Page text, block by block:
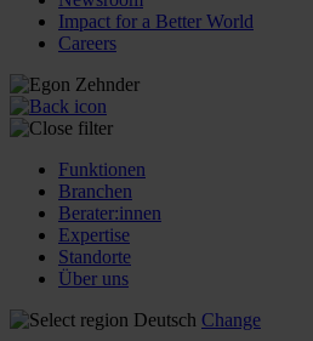
Impact for a Better World
Careers
Funktionen
Branchen
Berater:innen
Expertise
Standorte
Über uns
Deutsch Change